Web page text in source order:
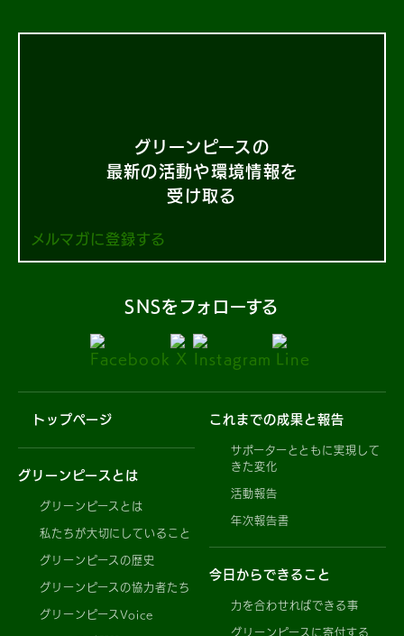
グリーンピースの
最新の活動や環境情報を
受け取る
メルマガに登録する
SNSをフォローする
トップページ
グリーンピースとは
グリーンピースとは
私たちが大切にしていること
グリーンピースの歴史
グリーンピースの協力者たち
グリーンピースVoice
これまでの成果と報告
サポーターとともに実現して
きた変化
活動報告
年次報告書
今日からできること
力を合わせればできる事
グリーンピースに寄付する